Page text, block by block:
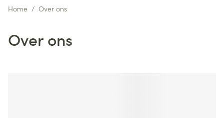
Home / Over ons
Over ons